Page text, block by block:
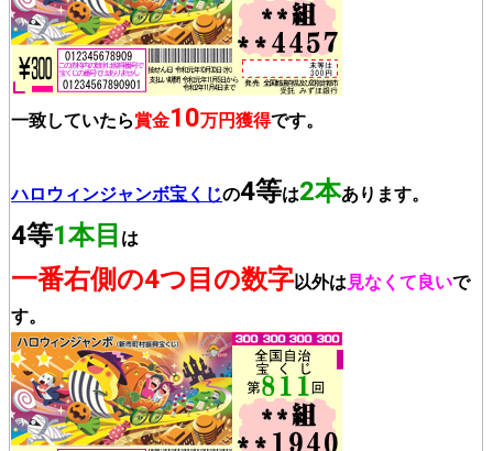
一致していたら賞金10万円獲得です。
ハロウィンジャンボ宝くじの4等は2本あります。
4等1本目 は
一番右側の4つ目の数字以外は 見なくて良いで
す。